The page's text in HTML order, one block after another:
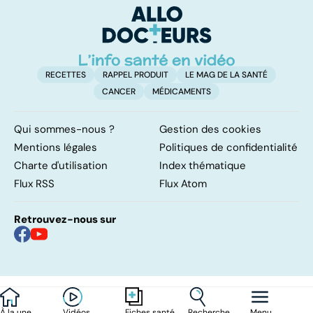
RECETTES RAPPEL PRODUIT
LE MAG DE LA SANTÉ
CANCER
MÉDICAMENTS
Qui sommes-nous ?
Gestion des cookies
Mentions légales
Politiques de confidentialité
Charte d'utilisation
Index thématique
Flux RSS
Flux Atom
Retrouvez-nous sur